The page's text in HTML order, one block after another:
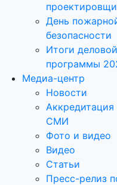
День
безопасности
Итоги деловой
программы
Медиа-центр
Новости
Аккредитация
СМИ
Фото и видео
Видео
Статьи
Пресс-релиз